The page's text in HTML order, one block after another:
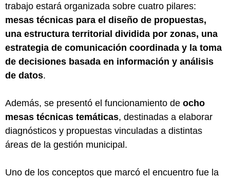
trabajo estará organizada sobre cuatro pilares:
mesas técnicas para el diseño de propuestas,
una estructura territorial dividida por zonas, una
estrategia de comunicación coordinada y la toma
de decisiones basada en información y análisis
de datos.
Además, se presentó el funcionamiento de ocho
mesas técnicas temáticas, destinadas a elaborar
diagnósticos y propuestas vinculadas a distintas
áreas de la gestión municipal.
Uno de los conceptos que marcó el encuentro fue la